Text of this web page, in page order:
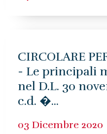
CIRCOLARE
- Le principali
nel D.L. 30
c.d. �...
03 Dicembre 2020